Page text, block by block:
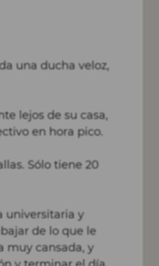
una ducha veloz,
lejos de su casa,
en hora pico.
Sólo tiene 20
universitaria y
de lo que le
muy cansada, y